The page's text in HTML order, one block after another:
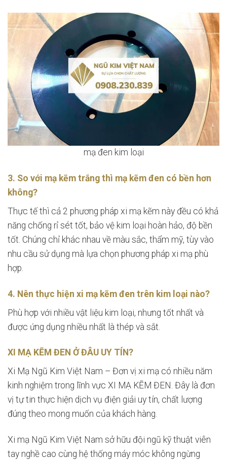
mạ đen kim loại
3. So với mạ kẽm trắng thì mạ kẽm đen có bền hơn
không?
Thực tế thì cả 2 phương pháp xi mạ kẽm này đều có khả
năng chống rỉ sét tốt, bảo vệ kim loại hoàn hảo, độ bền
tốt. Chúng chỉ khác nhau về màu sắc, thẩm mỹ, tùy vào
nhu cầu sử dụng mà lựa chọn phương pháp xi mạ phù
hợp.
4. Nên thực hiện xi mạ kẽm đen trên kim loại nào?
Phù hợp với nhiều vật liệu kim loại, nhưng tốt nhất và
được ứng dụng nhiều nhất là thép và sắt.
XI MẠ KẼM ĐEN Ở ĐÂU UY TÍN?
Xi Mạ Ngũ Kim Việt Nam – Đơn vị xi mạ có nhiều năm
kinh nghiệm trong lĩnh vực XI MẠ KẼM ĐEN. Đây là đơn
vị tự tin thực hiện dịch vụ điện giải uy tín, chất lượng
đúng theo mong muốn của khách hàng.
Xi mạ Ngũ Kim Việt Nam sở hữu đội ngũ kỹ thuật viên
tay nghề cao cùng hệ thống máy móc không ngừng